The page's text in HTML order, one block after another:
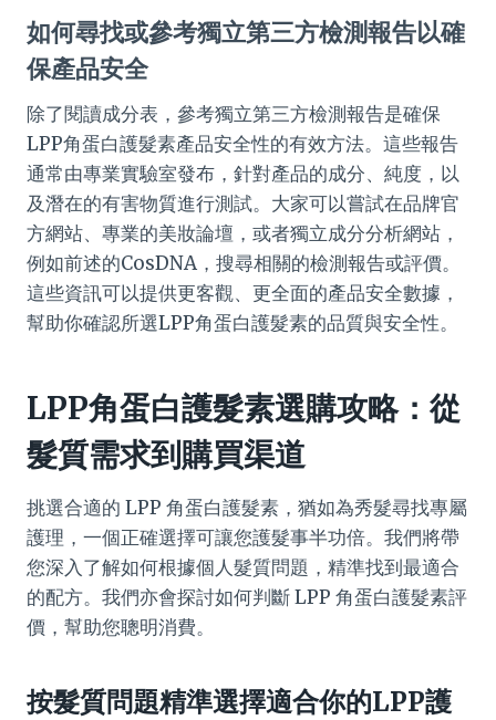
如何尋找或參考獨立第三方檢測報告以確
保產品安全
除了閱讀成分表，參考獨立第三方檢測報告是確保
LPP角蛋白護髮素產品安全性的有效方法。這些報告
通常由專業實驗室發布，針對產品的成分、純度，以
及潛在的有害物質進行測試。大家可以嘗試在品牌官
方網站、專業的美妝論壇，或者獨立成分分析網站，
例如前述的CosDNA，搜尋相關的檢測報告或評價。
這些資訊可以提供更客觀、更全面的產品安全數據，
幫助你確認所選LPP角蛋白護髮素的品質與安全性。
LPP角蛋白護髮素選購攻略：從
髮質需求到購買渠道
挑選合適的 LPP 角蛋白護髮素，猶如為秀髮尋找專屬
護理，一個正確選擇可讓您護髮事半功倍。我們將帶
您深入了解如何根據個人髮質問題，精準找到最適合
的配方。我們亦會探討如何判斷 LPP 角蛋白護髮素評
價，幫助您聰明消費。
按髮質問題精準選擇適合你的LPP護